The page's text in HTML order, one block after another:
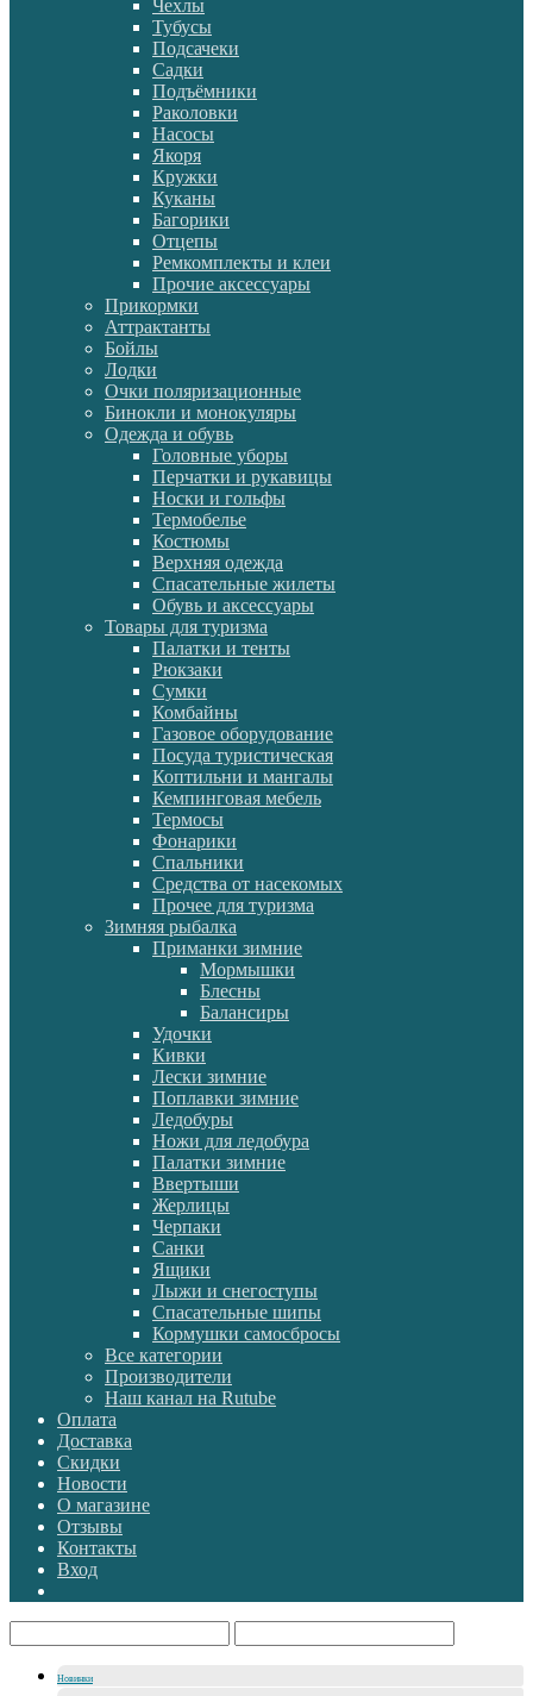
Чехлы
Тубусы
Подсачеки
Садки
Подъёмники
Раколовки
Насосы
Якоря
Кружки
Куканы
Багорики
Отцепы
Ремкомплекты и клеи
Прочие аксессуары
Прикормки
Аттрактанты
Бойлы
Лодки
Очки поляризационные
Бинокли и монокуляры
Одежда и обувь
Головные уборы
Перчатки и рукавицы
Носки и гольфы
Термобелье
Костюмы
Верхняя одежда
Спасательные жилеты
Обувь и аксессуары
Товары для туризма
Палатки и тенты
Рюкзаки
Сумки
Комбайны
Газовое оборудование
Посуда туристическая
Коптильни и мангалы
Кемпинговая мебель
Термосы
Фонарики
Спальники
Средства от насекомых
Прочее для туризма
Зимняя рыбалка
Приманки зимние
Мормышки
Блесны
Балансиры
Удочки
Кивки
Лески зимние
Поплавки зимние
Ледобуры
Ножи для ледобура
Палатки зимние
Ввертыши
Жерлицы
Черпаки
Санки
Ящики
Лыжи и снегоступы
Спасательные шипы
Кормушки самосбросы
Все категории
Производители
Наш канал на Rutube
Оплата
Доставка
Скидки
Новости
О магазине
Отзывы
Контакты
Вход
Новинки